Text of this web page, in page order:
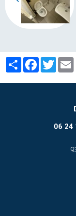
PartagerFacebook
06 24